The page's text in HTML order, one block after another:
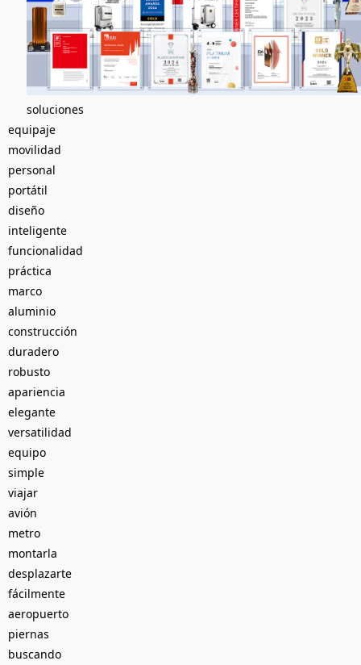
soluciones
equipaje
movilidad
personal
portátil
diseño
inteligente
funcionalidad
práctica
marco
aluminio
construcción
duradero
robusto
apariencia
elegante
versatilidad
equipo
simple
viajar
avión
metro
montarla
desplazarte
fácilmente
aeropuerto
piernas
buscando